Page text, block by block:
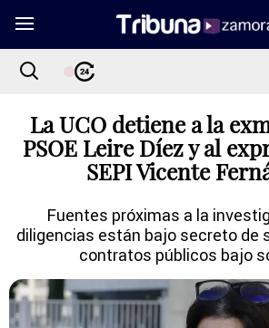
La UCO detiene a la
PSOE Leire Díez y al
SEPI Vicente
Fuentes próximas a la
diligencias están bajo secreto de
contratos públicos bajo